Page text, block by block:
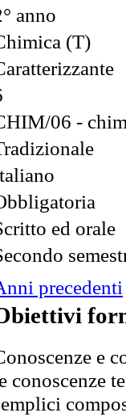
anno
(T)
06 -
ed orale
precedenti
e
conoscenze